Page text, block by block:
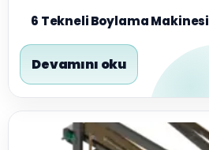
6 Tekneli Boylama Makinesi
Devamını oku